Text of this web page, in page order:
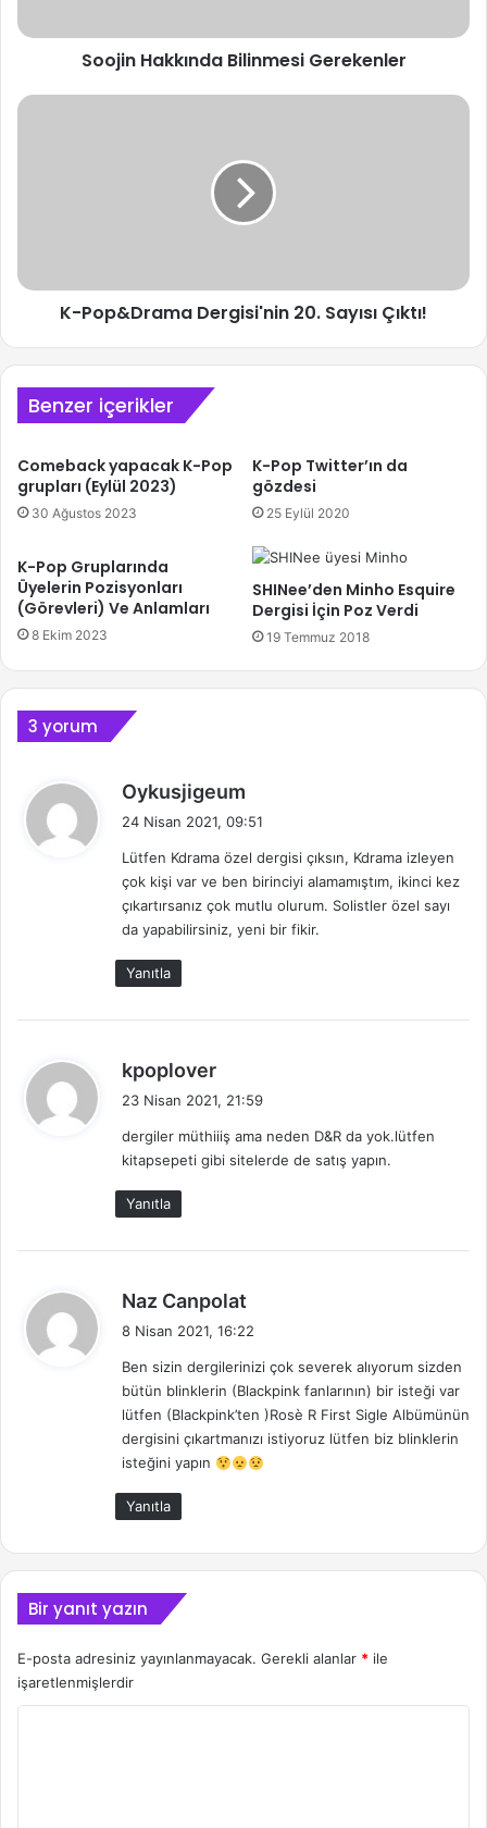
Soojin Hakkında Bilinmesi Gerekenler
K-
K-Pop&Drama Dergisi'nin 20. Sayısı Çıktı!
Benzer içerikler
Comeback yapacak K-Pop
grupları (Eylül 2023)
30 Ağustos 2023
K-Pop Twitter’ın da
gözdesi
25 Eylül 2020
K-Pop Gruplarında
Üyelerin Pozisyonları
(Görevleri) Ve Anlamları
8 Ekim 2023
SHINee’den Minho Esquire
Dergisi İçin Poz Verdi
19 Temmuz 2018
3 yorum
Oykusjigeum
e
i
k
i
:
24 Nisan 2021, 09:51
Lütfen Kdrama özel dergisi çıksın, Kdrama izleyen
çok kişi var ve ben birinciyi alamamıştım, ikinci kez
çıkartırsanız çok mutlu olurum. Solistler özel sayı
da yapabilirsiniz, yeni bir fikir.
Yanıtla
kpoplover
e
i
k
23 Nisan 2021, 21:59
dergiler müthiiiş ama neden D&R da yok.lütfen
kitapsepeti gibi sitelerde de satış yapın.
Yanıtla
Naz Canpolat
e
i
k
i
:
8 Nisan 2021, 16:22
Ben sizin dergilerinizi çok severek alıyorum sizden
bütün blinklerin (Blackpink fanlarının) bir isteği var
lütfen (Blackpink’ten )Rosè R First Sigle Albümünün
dergisini çıkartmanızı istiyoruz lütfen biz blinklerin
isteğini yapın
Yanıtla
Bir yanıt yazın
E-posta adresiniz yayınlanmayacak. Gerekli alanlar * ile
işaretlenmişlerdir